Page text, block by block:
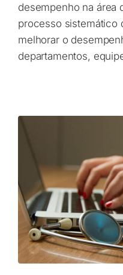
desempenho na área
processo sistemático
melhorar o
departamentos,